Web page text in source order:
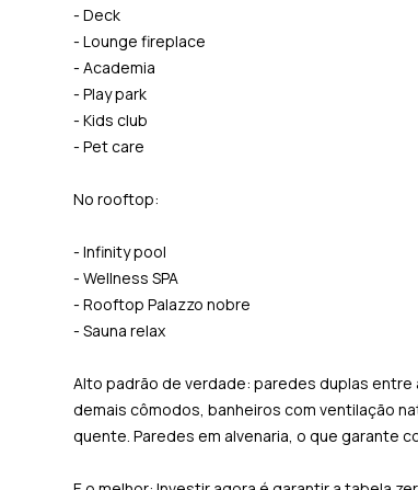
- Deck
- Lounge fireplace
- Academia
- Play park
- Kids club
- Pet care
No rooftop:
- Infinity pool
- Wellness SPA
- Rooftop Palazzo nobre
- Sauna relax
Alto padrão de verdade: paredes duplas
demais cômodos, banheiros com ventilação
quente. Paredes em alvenaria, o que garante